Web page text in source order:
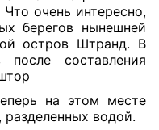
очень интересно,
берегов нынешней
остров Штранд. В
после составления
на этом месте
водой.